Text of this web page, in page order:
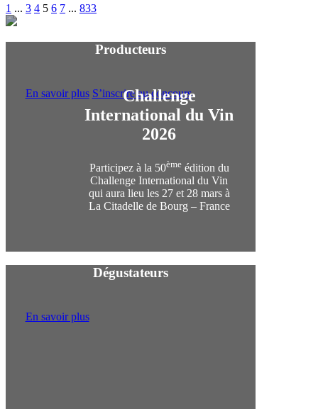
1 ... 3 4 5 6 7 ... 833
Challenge
International du Vin
2026
Participez à la 50èmeédition du
Challenge International du Vin
qui aura lieu les 27 et 28 mars à
La Citadelle de Bourg – France
Producteurs
En savoir plus S’inscrire au concours
Dégustateurs
En savoir plus